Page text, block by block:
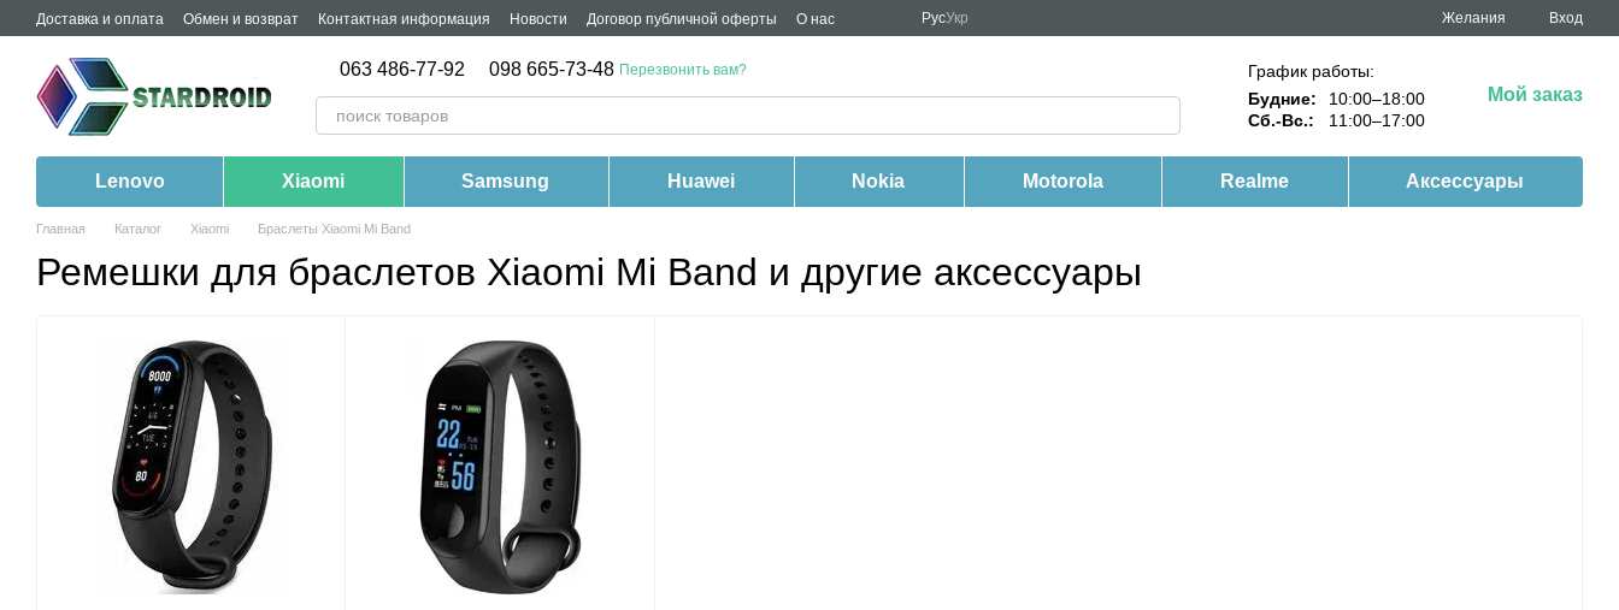
Перейти к основному контенту
Доставка и оплата Обмен и возврат Контактная информация Новости Договор публичной оферты О нас РусУкр Желания Вход
063 486-77-92 098 665-73-48 Перезвонить вам?
График работы:
Будние:
10:00–18:00
Сб.-Вс.:
11:00–17:00
Мой заказ
Lenovo Xiaomi Samsung Huawei Nokia Motorola Realme Аксессуары
Главная Каталог Xiaomi Браслеты Xiaomi Mi Band
Ремешки для браслетов Xiaomi Mi Band и другие аксессуары